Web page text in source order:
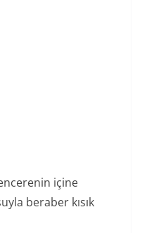
içine
beraber kısık